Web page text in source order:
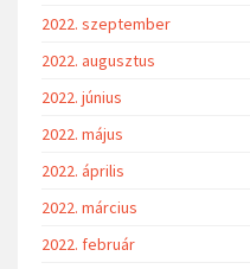
2022. szeptember
2022. augusztus
2022. június
2022. május
2022. április
2022. március
2022. február